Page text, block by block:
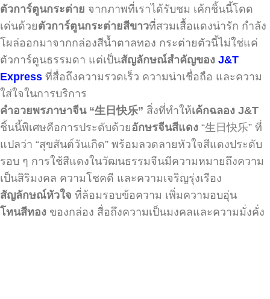
ตัวการ์ตูนกระต่าย จากภาพที่เราได้รับชม เค้กชิ้นนี้โดด
เด่นด้วยตัวการ์ตูนกระต่ายสีขาวที่สวมเสื้อแดงน่ารัก กำลัง
โผล่ออกมาจากกล่องสีน้ำตาลทอง กระต่ายตัวนี้ไม่ใช่แค่
ตัวการ์ตูนธรรมดา แต่เป็นสัญลักษณ์สำคัญของ J&T
Express ที่สื่อถึงความรวดเร็ว ความน่าเชื่อถือ และความ
ใส่ใจในการบริการ
คำอวยพรภาษาจีน “生日快乐” สิ่งที่ทำให้เค้กฉลอง J&T
ชิ้นนี้พิเศษคือการประดับด้วยอักษรจีนสีแดง “生日快乐” ที่
แปลว่า “สุขสันต์วันเกิด” พร้อมลวดลายหัวใจสีแดงประดับ
รอบ ๆ การใช้สีแดงในวัฒนธรรมจีนมีความหมายถึงความ
เป็นสิริมงคล ความโชคดี และความเจริญรุ่งเรือง
สัญลักษณ์หัวใจ ที่ล้อมรอบข้อความ เพิ่มความอบอุ่น
โทนสีทอง ของกล่อง สื่อถึงความเป็นมงคลและความมั่งคั่ง